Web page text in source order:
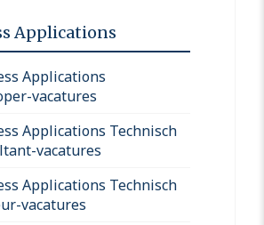
Applications
Applications
vacatures
Applications Technisch
vacatures
Applications Technisch
vacatures